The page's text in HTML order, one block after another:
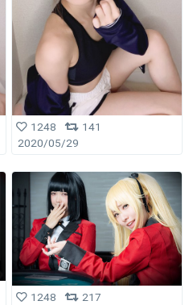
1248
141
2020/05/29
1248
217